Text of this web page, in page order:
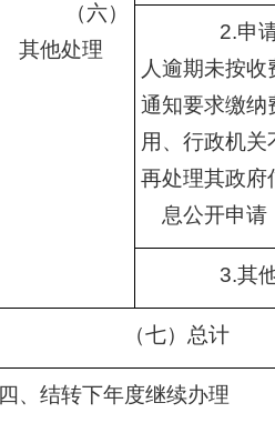
（六）
其他处理
2.申
人逾期未按收
通知要求缴纳
用、行政机关
再处理其政府
息公开申请
3.其
（七）总计
四、结转下年度继续办理